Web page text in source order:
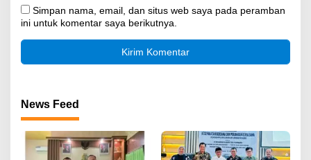
Simpan nama, email, dan situs web saya pada peramban
ini untuk komentar saya berikutnya.
News Feed